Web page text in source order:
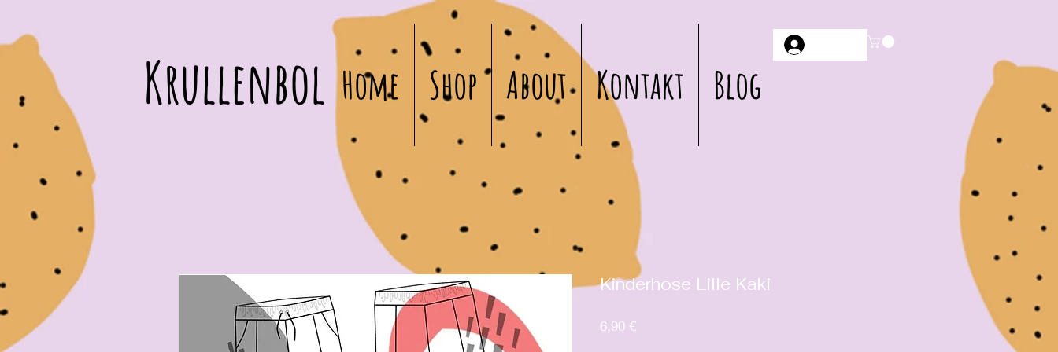
Krullenbol Home Shop About Kontakt Blog
Anmelden
Kinderhose Lille Kaki
6,90 €Preis